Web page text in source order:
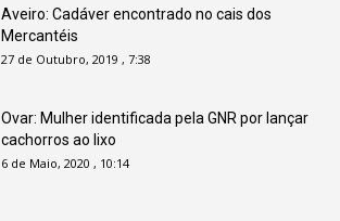
Aveiro: Cadáver encontrado no cais dos
Mercantéis
27 de Outubro, 2019 , 7:38
Ovar: Mulher identificada pela GNR por lançar
cachorros ao lixo
6 de Maio, 2020 , 10:14